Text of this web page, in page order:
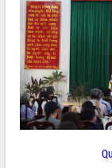
ĐIỂM TIN VĂN BẢN
QUY HOẠCH - KẾ HOẠCH